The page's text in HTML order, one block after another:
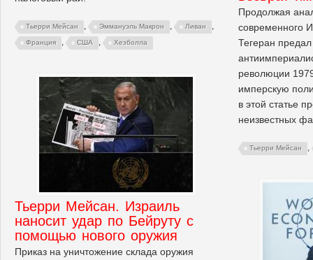
Тьерри Мейсан , Эммануэль Макрон , Ливан ,
Франция , США , Хезболла
Продолжая
современного
Тегеран
революции
имперскую
в этой статье
неизвестных
Тьерри Мейсан ,
Тьерри Мейсан. Израиль
наносит удар по Бейруту с
помощью нового оружия
Приказ на уничтожение склада оружия